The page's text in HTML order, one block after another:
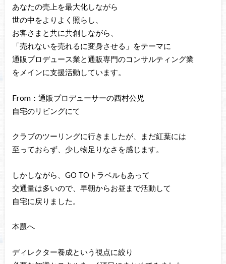
あなたの売上を最大化しながら
世の中をよりよく照らし、
お客さまと共に共創しながら、
「売れないを売れるに変身させる」をテーマに
通販プロデュース業と通販専門のコンサルティング業
をメインに支援活動しています。
From：通販プロデューサーの西村公児
自宅のリビングにて
クラブのツーリングに行きましたが、まだ紅葉には
至っておらず、少し物足りなさを感じます。
しかしながら、GO TOトラベルもあって
交通量は多いので、早朝からお昼まで活動して
自宅に戻りました。
本題へ
ディレクター養成という視点に絞り